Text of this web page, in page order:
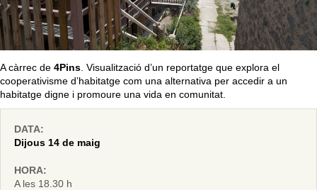
A càrrec de 4Pins . Visualització d’un reportatge que explora el
cooperativisme d’habitatge com una alternativa per accedir a un
habitatge digne i promoure una vida en comunitat.
DATA:
Dijous 14 de maig
HORA:
A les 18.30 h